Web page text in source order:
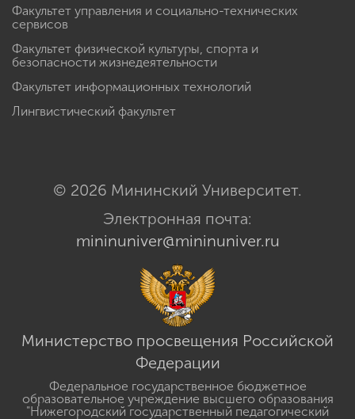
Факультет управления и социально-технических
сервисов
Факультет физической культуры, спорта и
безопасности жизнедеятельности
Факультет информационных технологий
Лингвистический факультет
© 2026 Мининский Университет.
Электронная почта:
mininuniver@mininuniver.ru
Министерство просвещения Российской
Федерации
Федеральное государственное бюджетное
образовательное учреждение высшего образования
"Нижегородский государственный педагогический